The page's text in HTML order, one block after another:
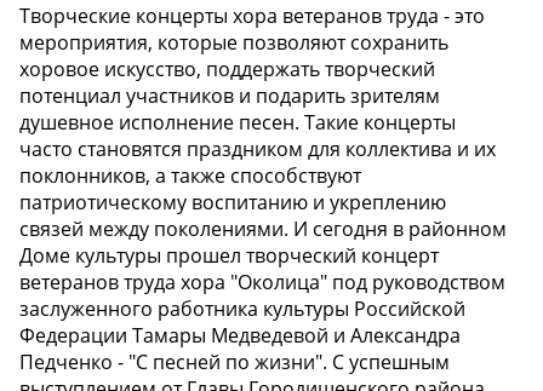
Творческие концерты хора ветеранов труда - это
мероприятия, которые позволяют сохранить
хоровое искусство, поддержать творческий
потенциал участников и подарить зрителям
душевное исполнение песен. Такие концерты
часто становятся праздником для коллектива и их
поклонников, а также способствуют
патриотическому воспитанию и укреплению
связей между поколениями. И сегодня в районном
Доме культуры прошел творческий концерт
ветеранов труда хора "Околица" под руководством
заслуженного работника культуры Российской
Федерации Тамары Медведевой и Александра
Педченко - "С песней по жизни". С успешным